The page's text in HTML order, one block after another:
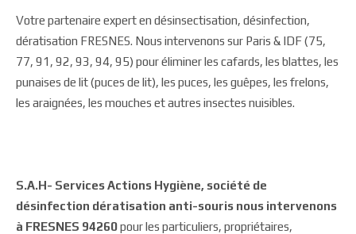
Votre partenaire expert en désinsectisation, désinfection,
dératisation FRESNES. Nous intervenons sur Paris & IDF (75,
77, 91, 92, 93, 94, 95) pour éliminer les cafards, les blattes, les
punaises de lit (puces de lit), les puces, les guêpes, les frelons,
les araignées, les mouches et autres insectes nuisibles.
S.A.H- Services Actions Hygiène, société de
désinfection dératisation anti-souris nous intervenons
à FRESNES 94260pour les particuliers, propriétaires,